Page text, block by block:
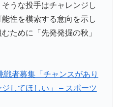
うな投手はチャレンジし
性を模索する意向を示し
ために「先発発掘の秋」
戦者募集「チャンスがあり
してほしい」 – スポーツ